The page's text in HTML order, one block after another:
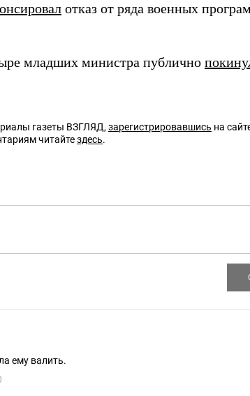
отказ от ряда военных
младших министра публично
газеты ВЗГЛЯД,зарегистрировавшись на
читайтездесь.
ему валить.